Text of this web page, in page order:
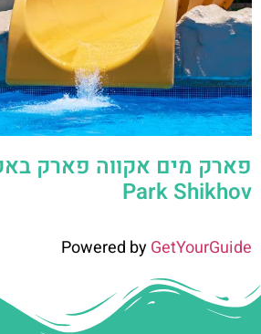
Park Shikhov
Powered byGetYourGuide